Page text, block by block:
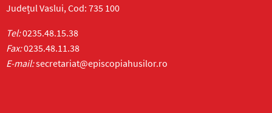
Județul Vaslui, Cod: 735 100
Tel:0235.48.15.38
Fax:0235.48.11.38
E-mail:secretariat@episcopiahusilor.ro